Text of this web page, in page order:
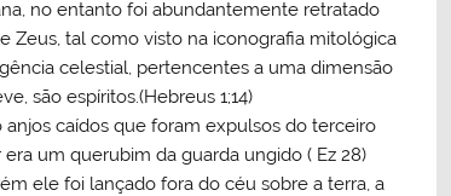
no entanto foi abundantemente retratado
Zeus, tal como visto na iconografia mitológica
celestial, pertencentes a uma dimensão
são espíritos.(Hebreus 1;14)
caídos que foram expulsos do terceiro
um querubim da guarda ungido ( Ez 28)
ele foi lançado fora do céu sobre a terra, a